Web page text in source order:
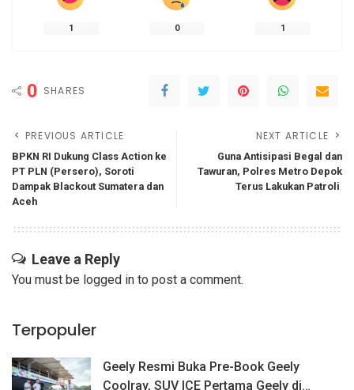
1 0 1
0 SHARES
PREVIOUS ARTICLE
BPKN RI Dukung Class Action ke
PT PLN (Persero), Soroti
Dampak Blackout Sumatera dan
Aceh
NEXT ARTICLE
Guna Antisipasi Begal dan
Tawuran, Polres Metro Depok
Terus Lakukan Patroli
Leave a Reply
You must be logged in to post a comment.
Terpopuler
Geely Resmi Buka Pre-Book Geely
Coolray, SUV ICE Pertama Geely di